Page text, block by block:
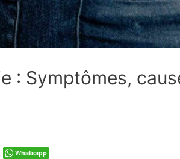
: Symptômes,
Whatsapp